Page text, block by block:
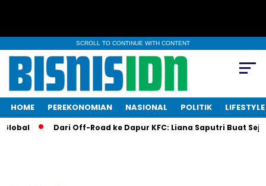
SCROLL TO CONTINUE WITH CONTENT
HOME PEREKONOMIAN NASIONAL POLITIK LIFESTYLE
Dari Off-Road ke Dapur KFC: Liana Saputri Buat Sejarah!